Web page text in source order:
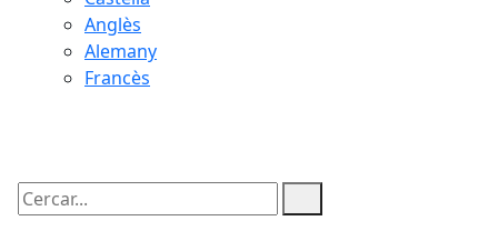
Anglès
Alemany
Francès
Cercar: